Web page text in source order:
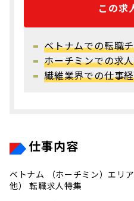
この求
ベトナムでの転職
ホーチミンでの求
繊維業界での仕事
仕事内容
ベトナム （ホーチミン）エリ
他） 転職求人特集